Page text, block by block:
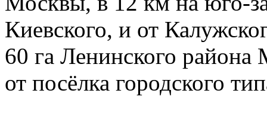
Киевского, и от
60 га Ленинского района
от посёлка городского